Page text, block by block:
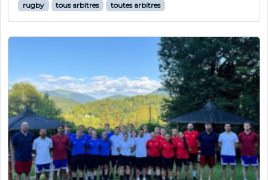
rugby
tous arbitres toutes arbitres